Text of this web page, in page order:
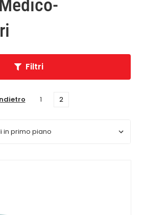
Filtri
1 2